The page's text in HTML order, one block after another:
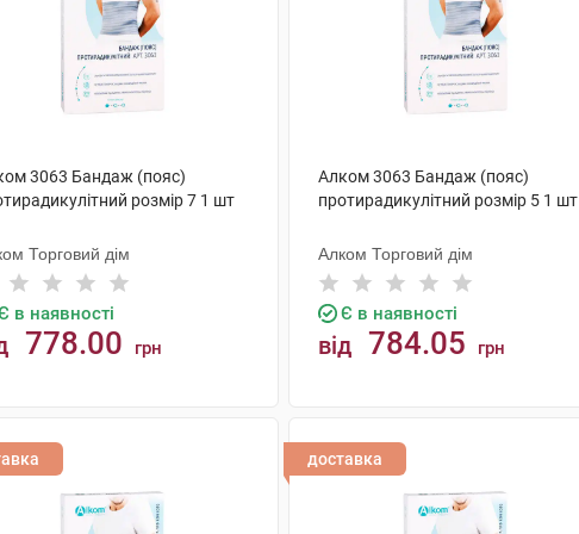
3063 Бандаж (пояс)
розмір 7 1 шт
Торговий дім
в наявності
778.00 грн
Алком 3063 Бандаж (пояс)
протирадикулітний розмір 5 1 шт
Алком Торговий дім
Є в наявності
від 784.05 грн
доставка